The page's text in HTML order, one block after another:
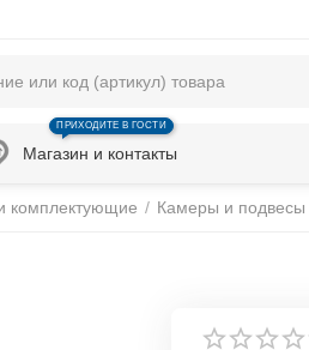
Магазин и контакты
ПРИХОДИТЕ В ГОСТИ
комплектующие / Камеры и подвесы